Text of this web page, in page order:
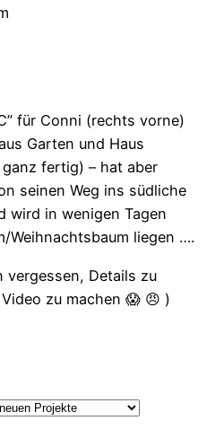
für Conni (rechts vorne)
Garten und Haus
fertig) – hat aber
seinen Weg ins südliche
wird in wenigen Tagen
Weihnachtsbaum liegen ….
vergessen, Details zu
zu machen 😱 😠 )